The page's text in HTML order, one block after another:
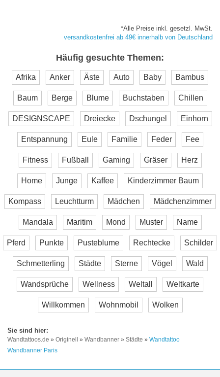
*Alle Preise inkl. gesetzl. MwSt.
versandkostenfrei ab 49€ innerhalb von Deutschland
Häufig gesuchte Themen:
Afrika Anker Äste Auto Baby Bambus
Baum Berge Blume Buchstaben Chillen
DESIGNSCAPE Dreiecke Dschungel Einhorn
Entspannung Eule Familie Feder Fee
Fitness Fußball Gaming Gräser Herz
Home Junge Kaffee Kinderzimmer Baum
Kompass Leuchtturm Mädchen Mädchenzimmer
Mandala Maritim Mond Muster Name
Pferd Punkte Pusteblume Rechtecke Schilder
Schmetterling Städte Sterne Vögel Wald
Wandsprüche Wellness Weltall Weltkarte
Willkommen Wohnmobil Wolken
Wandtattoos.de » Originell » Wandbanner » Städte » Wandtattoo
Wandbanner Paris